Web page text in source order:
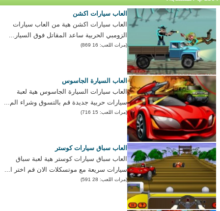
العاب سيارات اكشن
العاب سيارات اكشن هية من العاب سيارات
الزومبي الحربية ساعد المقاتل فوق السيار...
(مرات اللعب: 16 869)
العاب السيارة الجاسوس
العاب سيارات السيارة الجاسوس هية لعبة
سيارات حربية جديدة قم بالتسوق وشراء الم...
(مرات اللعب: 15 716)
العاب سباق سيارات كوستر
العاب سباق سيارات كوستر هية لعبة سباق
سيارات سريعة مع موتسكلات الان قم اختر ا...
(مرات اللعب: 28 591)